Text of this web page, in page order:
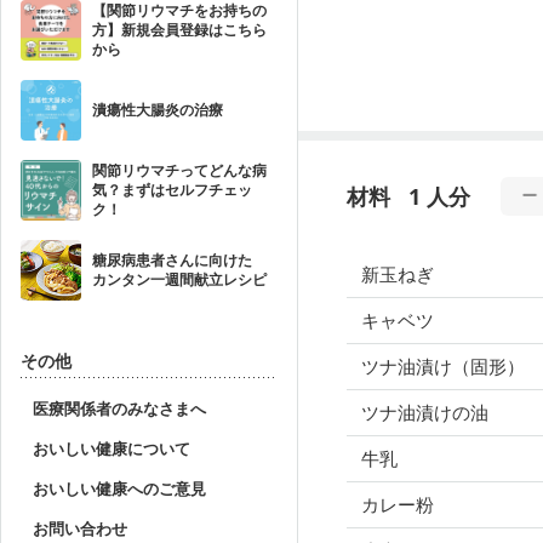
【関節リウマチをお持ちの
方】新規会員登録はこちら
から
潰瘍性大腸炎の治療
関節リウマチってどんな病
気？まずはセルフチェッ
ク！
糖尿病患者さんに向けた
カンタン一週間献立レシピ
その他
医療関係者のみなさまへ
おいしい健康について
おいしい健康へのご意見
お問い合わせ
材料 1 人分
新玉ねぎ
キャベツ
ツナ油漬け（固形）
ツナ油漬けの油
牛乳
カレー粉